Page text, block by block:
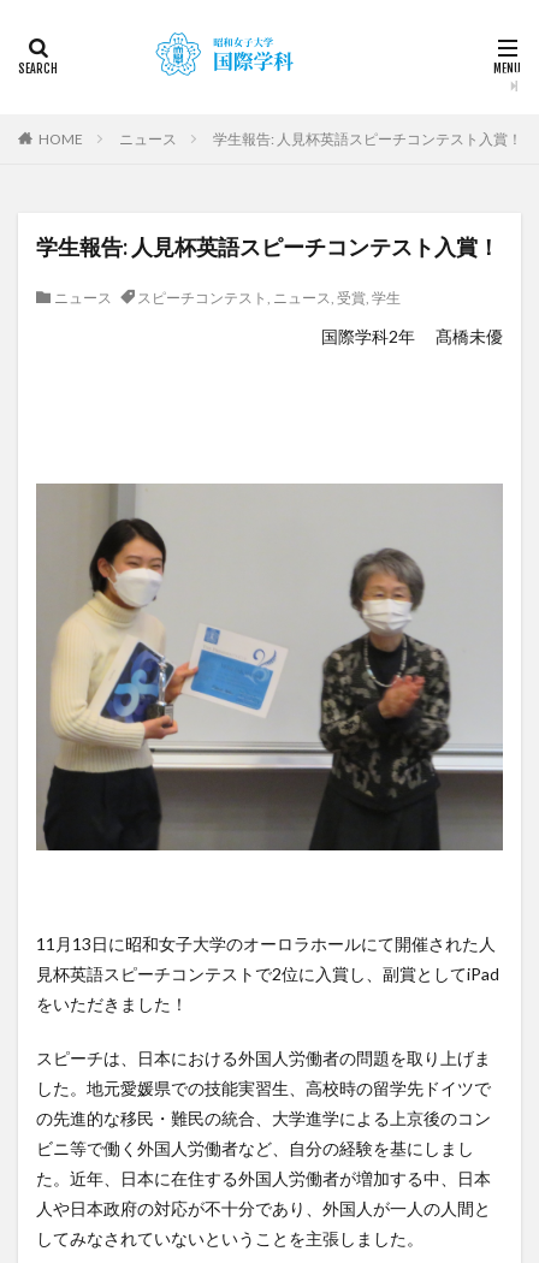
HOME ニュース 学生報告: 人見杯英語スピーチコンテスト入賞！
学生報告: 人見杯英語スピーチコンテスト入賞！
ニュース スピーチコンテスト , ニュース, 受賞, 学生
国際学科2年 髙橋未優
11月13日に昭和女子大学のオーロラホールにて開催された人
見杯英語スピーチコンテストで2位に入賞し、副賞としてiPad
をいただきました！
スピーチは、日本における外国人労働者の問題を取り上げま
した。地元愛媛県での技能実習生、高校時の留学先ドイツで
の先進的な移民・難民の統合、大学進学による上京後のコン
ビニ等で働く外国人労働者など、自分の経験を基にしまし
た。近年、日本に在住する外国人労働者が増加する中、日本
人や日本政府の対応が不十分であり、外国人が一人の人間と
してみなされていないということを主張しました。
Temple University Japan Campus（TUJ）
インターンシップ
カヤグム体験
クイーンズランド
シンポジウム
スケジュール
スペイン
スペイン・アルカラ大学Alcalingua留学
スペイントレド
スペインバルセロナ
スペインマドリード
スペイン留学
スペイン語
ソウル女子大学校
ソウル女子大学校留学
ダーラナ大学留学
ダブル・ディグリー・プログラム
テンプル大学ジャパン(TUJ)
ドイツ
フランス
フランス留学
ベトナム
ベトナム航空
ベトナム観光
ベトナム語
ポーラ美術館
ライプツィヒ大学附属ドイツ語学校interDaF留学
レポート
ワルシャワ大学留学
上海交通大学
上海交通大学留学
上海外国語大学
中国
中国留学
中国語 交換・私費認定留学
交流会
人見杯英語スピーチコンテスト
企業
体験授業
保護者懇談会
優勝 入賞
公開講座